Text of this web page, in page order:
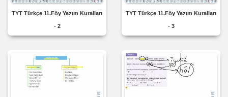
TYT Türkçe 11.Föy Yazım Kuralları
- 2
TYT Türkçe 11.Föy Yazım Kuralları
- 3